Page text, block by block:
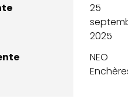
25
2025
NEO